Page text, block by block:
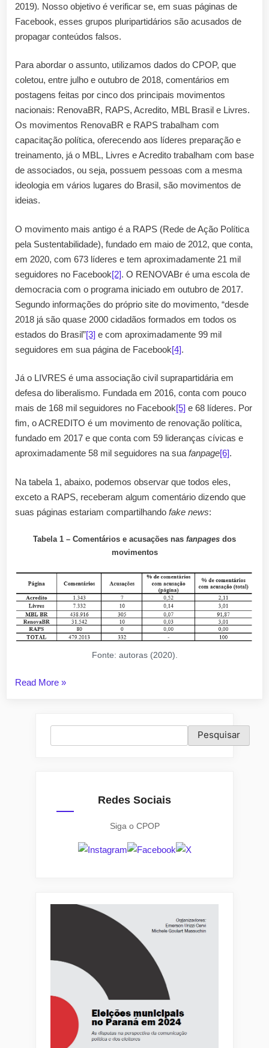
2019). Nosso objetivo é verificar se, em suas páginas de
Facebook, esses grupos pluripartidários são acusados de
propagar conteúdos falsos.
Para abordar o assunto, utilizamos dados do CPOP, que
coletou, entre julho e outubro de 2018, comentários em
postagens feitas por cinco dos principais movimentos
nacionais: RenovaBR, RAPS, Acredito, MBL Brasil e Livres.
Os movimentos RenovaBR e RAPS trabalham com
capacitação política, oferecendo aos líderes preparação e
treinamento, já o MBL, Livres e Acredito trabalham com base
de associados, ou seja, possuem pessoas com a mesma
ideologia em vários lugares do Brasil, são movimentos de
ideias.
O movimento mais antigo é a RAPS (Rede de Ação Política
pela Sustentabilidade), fundado em maio de 2012, que conta,
em 2020, com 673 líderes e tem aproximadamente 21 mil
seguidores no Facebook[2]. O RENOVABr é uma escola de
democracia com o programa iniciado em outubro de 2017.
Segundo informações do próprio site do movimento, “desde
2018 já são quase 2000 cidadãos formados em todos os
estados do Brasil”[3] e com aproximadamente 99 mil
seguidores em sua página de Facebook[4].
Já o LIVRES é uma associação civil suprapartidária em
defesa do liberalismo. Fundada em 2016, conta com pouco
mais de 168 mil seguidores no Facebook[5] e 68 líderes. Por
fim, o ACREDITO é um movimento de renovação política,
fundado em 2017 e que conta com 59 lideranças cívicas e
aproximadamente 58 mil seguidores na sua fanpage[6].
Na tabela 1, abaixo, podemos observar que todos eles,
exceto a RAPS, receberam algum comentário dizendo que
suas páginas estariam compartilhando fake news:
Tabela 1 – Comentários e acusações nas fanpages dos
movimentos
Fonte: autoras (2020).
Read More“Fake
movimentos
»
Pesquisar
Redes Sociais
Siga o CPOP